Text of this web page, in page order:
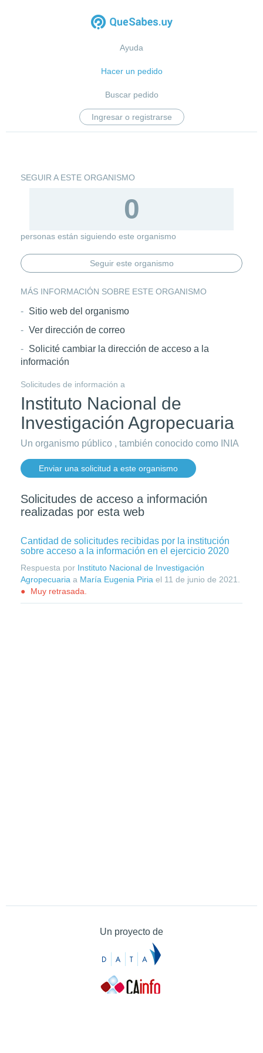
Ayuda
Hacer un pedido
Buscar pedido
Ingresar o registrarse
SEGUIR A ESTE ORGANISMO
0
personas están siguiendo este organismo
Seguir este organismo
MÁS INFORMACIÓN SOBRE ESTE ORGANISMO
Sitio web del organismo
Ver dirección de correo
Solicité cambiar la dirección de acceso a la
información
Solicitudes de información a
Instituto Nacional de
Investigación Agropecuaria
Un organismo público , también conocido como INIA
Enviar una solicitud a este organismo
Solicitudes de acceso a información
realizadas por esta web
Cantidad de solicitudes recibidas por la institución
sobre acceso a la información en el ejercicio 2020
Respuesta por Instituto Nacional de Investigación
Agropecuaria a María Eugenia Piria el 11 de junio de 2021
Muy retrasada.
Un proyecto de